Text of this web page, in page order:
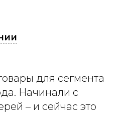
для сегмента
Начинали с
– и сейчас это